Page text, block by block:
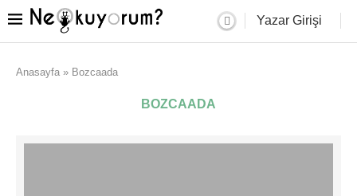
Yazar Girişi
Anasayfa » Bozcaada
BOZCAADA